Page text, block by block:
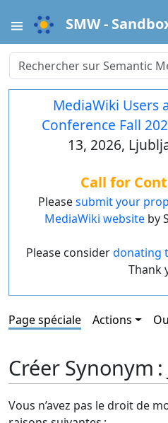
SMW -
MediaWiki Users
Conference Fall
13, 2026,
Call for
Pleasesubmit your
MediaWiki websiteby
Please considerdonating
Thank
Page spéciale Actions
Créer Synonym :
Vous n’avez pas le droit de